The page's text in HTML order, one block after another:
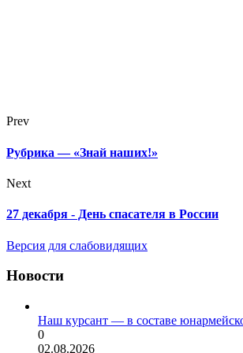
Prev
Рубрика — «Знай наших!»
Next
27 декабря - День спасателя в России
Версия для слабовидящих
Новости
Наш курсант — в составе
0
02.08.2026